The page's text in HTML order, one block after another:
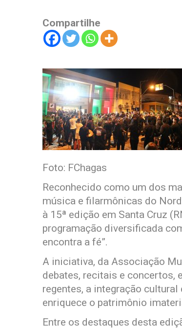
Compartilhe
Foto: FChagas
Reconhecido como um dos
música e filarmônicas do
à 15ª edição em Santa Cruz
programação diversificada
encontra a fé”.
A iniciativa, da Associação
debates, recitais e concertos,
regentes, a integração
enriquece o patrimônio
Entre os destaques desta